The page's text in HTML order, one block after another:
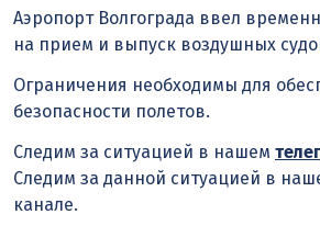
Аэропорт Волгограда ввел
на прием и выпуск воздушных
Ограничения необходимы для
безопасности полетов.
Следим за ситуацией в нашем
Следим за данной ситуацией в
канале.